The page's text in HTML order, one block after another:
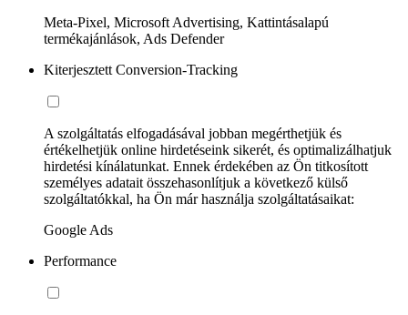
Meta-Pixel, Microsoft Advertising, Kattintásalapú
termékajánlások, Ads Defender
Kiterjesztett Conversion-Tracking
A szolgáltatás elfogadásával jobban megérthetjük és
értékelhetjük online hirdetéseink sikerét, és optimalizálhatjuk
hirdetési kínálatunkat. Ennek érdekében az Ön titkosított
személyes adatait összehasonlítjuk a következő külső
szolgáltatókkal, ha Ön már használja szolgáltatásaikat:
Google Ads
Performance